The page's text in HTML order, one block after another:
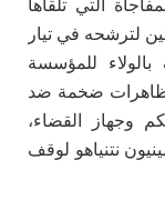
التي تلقاها
لترشحه في تيار
بالولاء للمؤسسة
ضخمة ضد
وجهاز القضاء،
نتنياهو لوقف